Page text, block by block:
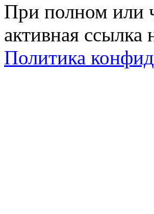
При полном или
активная ссылка
Политика